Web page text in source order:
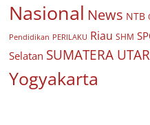
Nasional News NTB
Pendidikan PERILAKU Riau SHM
Selatan SUMATERA
Yogyakarta